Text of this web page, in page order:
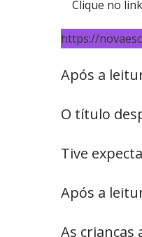
Clique no
https://
Após a
O título
Tive
Após a
As crianças